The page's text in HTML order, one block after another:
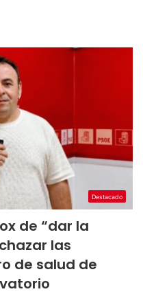
Destacado
de “dar la
las
de salud de